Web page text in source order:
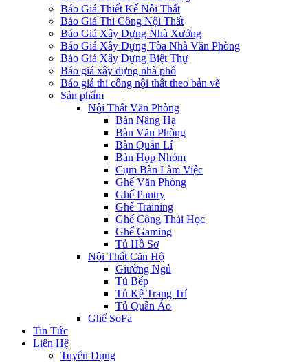
Báo Giá Thiết Kế Nội Thất
Báo Giá Thi Công Nội Thất
Báo Giá Xây Dựng Nhà Xưởng
Báo Giá Xây Dựng Tòa Nhà Văn Phòng
Báo Giá Xây Dựng Biệt Thự
Báo giá xây dựng nhà phố
Báo giá thi công nội thất theo bản vẽ
Sản phẩm
Nội Thất Văn Phòng
Bàn Nâng Hạ
Bàn Văn Phòng
Bàn Quản Lí
Bàn Họp Nhóm
Cụm Bàn Làm Việc
Ghế Văn Phòng
Ghế Pantry
Ghế Training
Ghế Công Thái Học
Ghế Gaming
Tủ Hồ Sơ
Nội Thất Căn Hộ
Giường Ngủ
Tủ Bếp
Tủ Kệ Trang Trí
Tủ Quần Áo
Ghế SoFa
Tin Tức
Liên Hệ
Tuyển Dụng